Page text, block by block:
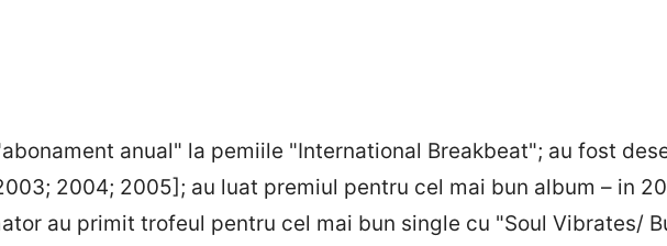
anual" la pemiile "International Breakbeat"; au fost
2004; 2005]; au luat premiul pentru cel mai bun album – in
au primit trofeul pentru cel mai bun single cu "Soul Vibrates/